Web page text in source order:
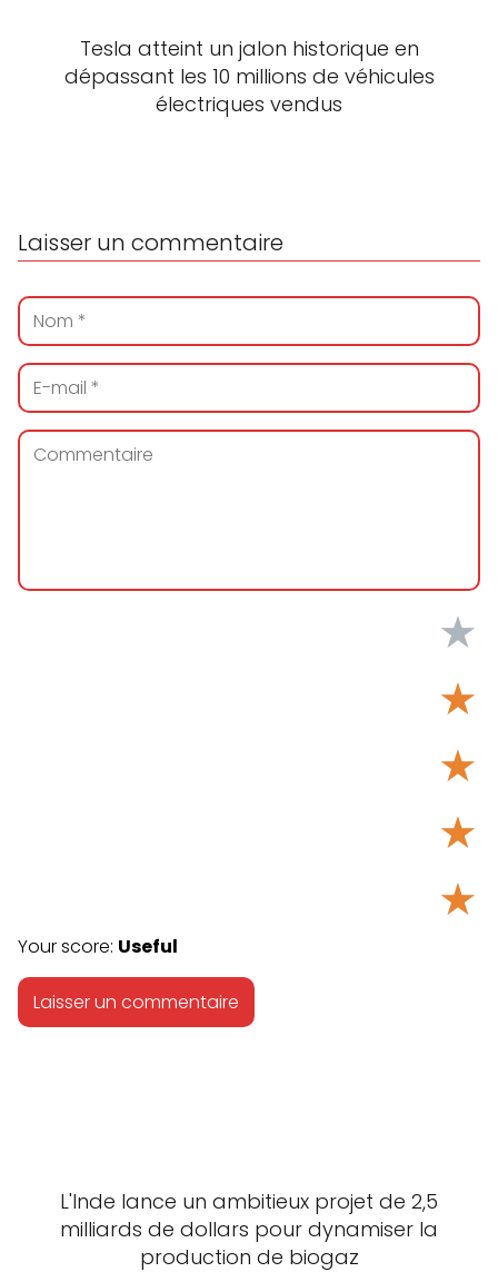
Tesla atteint un jalon historique en
dépassant les 10 millions de véhicules
électriques vendus
Laisser un commentaire
★
★
★
★
★
Your score: Useful
L'Inde lance un ambitieux projet de 2,5
milliards de dollars pour dynamiser la
production de biogaz